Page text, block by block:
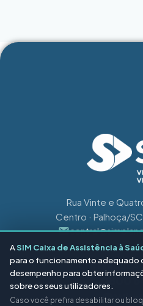
Rua Vinte e
Centro · Palhoça/
CENTRAL DE
0800
ASIM Caixa de Assistência à
para o funcionamento adequado
desempenho para obter
sobre os seus utilizadores.
Caso você prefira desabilitar ou